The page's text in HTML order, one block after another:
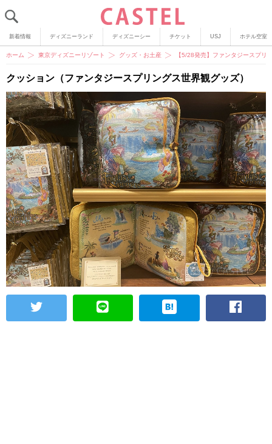
新着情報 ディズニーランド ディズニーシー チケット USJ ホテル空室
ホーム 東京ディズニーリゾート グッズ・お土産 【5/28発売】ファンタジースプリ
クッション（ファンタジースプリングス世界観グッズ）